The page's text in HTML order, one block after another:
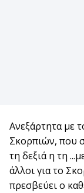
Ανεξάρτητα με
Σκορπιών, που
τη δεξιά η τη
άλλοι για το
πρεσβεύει ο